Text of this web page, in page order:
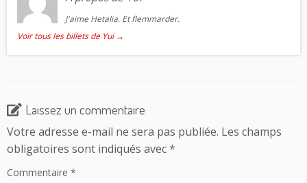
J'aime Hetalia. Et flemmarder.
Voir tous les billets de Yui →
Laissez un commentaire
Votre adresse e-mail ne sera pas publiée. Les champs
obligatoires sont indiqués avec*
Commentaire *